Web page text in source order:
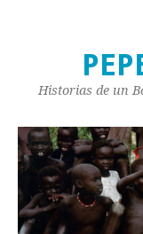
Historias de un